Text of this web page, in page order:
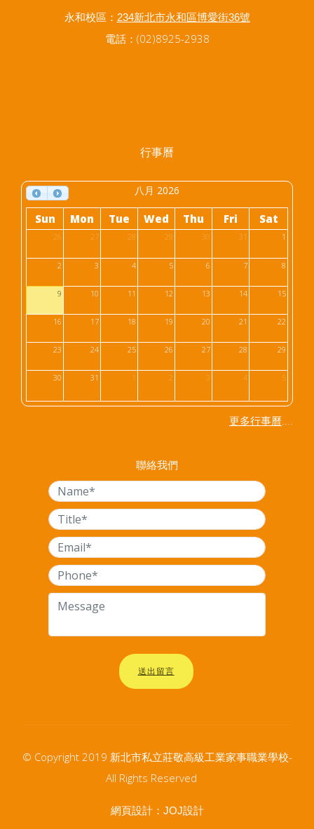
永和校區： 234新北市永和區博愛街36號
電話：(02)8925-2938
行事曆
八月 2026
Sun Mon Tue Wed Thu Fri Sat
26 27 28 29 30 31 1
2 3 4 5 6 7 8
9 10 11 12 13 14 15
16 17 18 19 20 21 22
23 24 25 26 27 28 29
30 31 1 2 3 4 5
更多行事曆....
聯絡我們
送出留言
© Copyright 2019 新北市私立莊敬高級工業家事職業學校-
All Rights Reserved
網頁設計： JOJ設計